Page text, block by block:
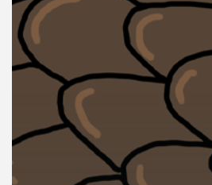
เพล
ย์
สต์